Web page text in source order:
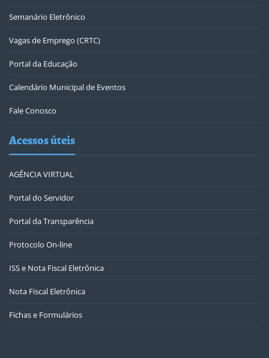
Semanário Eletrônico
Vagas de Emprego (CRTC)
Portal da Educação
Calendário Municipal de Eventos
Fale Conosco
Acessos úteis
AGÊNCIA VIRTUAL
Portal do Servidor
Portal da Transparência
Protocolo On-line
ISS e Nota Fiscal Eletrônica
Nota Fiscal Eletrônica
Fichas e Formulários